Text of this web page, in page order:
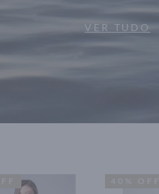
VER TUDO
40% OFF